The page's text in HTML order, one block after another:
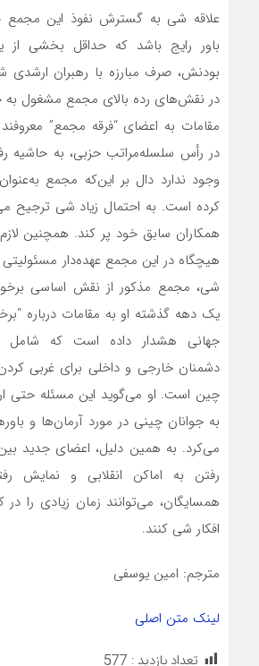
علاقه شی به گسترش نفوذ این مجمع
باور رایج باشد که حداقل بخشی
بودنش، صرف مبارزه با رهبران
در نقش‌های رده بالای مجمع مشغول به
مقامات به اعضای “فرقه مجمع”
در رأس سلسله‌مراتب حزبی، به حاشیه
وجود ندارد دال بر این‌که مجمع
کرده است. به احتمال زیاد شی ترجیح
همکاران سابق خود پر کند. همچنین
هیچگاه در این مجمع عهده‌دار مسئولیتی
شی، مجمع مذکور از نقش اساسی
یک دهه گذشته او به مقامات درباره
جهانی هشدار داده است که شامل
دشمنان خارجی و داخلی برای غربی
چین است. او می‌گوید این مسئله حتی
به جوانان چینی در مورد آرمان‌ها و
می‌کرد. به همین دلیل، اعضای جدید
رفتن به اماکن انقلابی و نمایش
همسایگان، می‌توانند زمان زیادی را
افکار شی کنند.
مترجم: امین یوسفی
لینک متن اصلی
تعداد بازدید : 577